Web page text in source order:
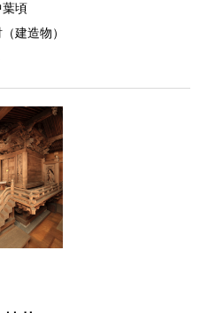
葉頃
建造物）